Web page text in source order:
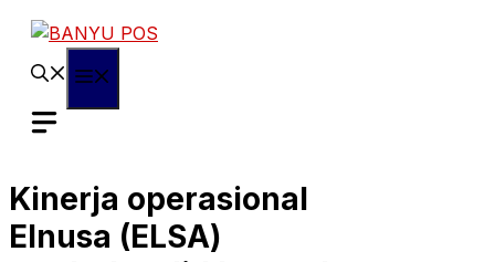
Skip
content
Kinerja operasional
Elnusa (ELSA)